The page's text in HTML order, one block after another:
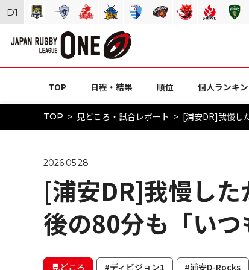
TOP 日程・結果 順位 個人ランキ
TOP 見どころ・試合レポート [浦安DR]我慢し
2026.05.28
[浦安DR]我慢し
後の80分も「い
見どころ #ディビジョン1 #浦安D-Rocks
D1